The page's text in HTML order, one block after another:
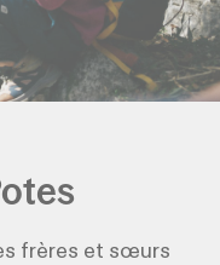
frères et sœurs